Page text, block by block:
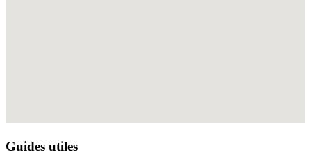
Guides utiles